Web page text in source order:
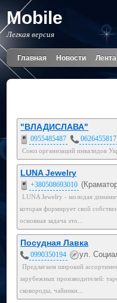
Mobile
Легкая версия
Главная Новости Лента
"ВЛАДИСЛАВА"
0955485487 0626455817
Союз организаций инвалидов
LUNA Jewelry
+380508693010
LUNA Jewelry - молодая
которая формирует свой
основная задача это...
Посудная Лавка
0990350194 ул.
Предлагаем широкий
зарубежных производителей:
сковороды, чайники...